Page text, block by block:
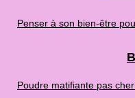
Penser à son bien-être
Poudre matifiante pas cher